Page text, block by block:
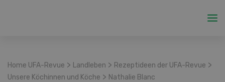
Home UFA-Revue > Landleben > Rezeptideen der UFA-Revue >
Unsere Köchinnen und Köche > Nathalie Blanc